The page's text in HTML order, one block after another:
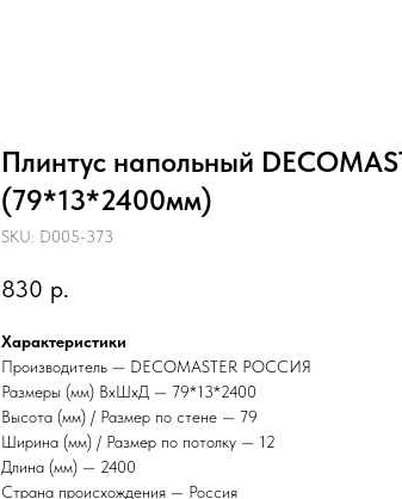
Плинтус напольный
(79*13*2400мм)
SKU: D005-373
830 р.
Характеристики
Производитель — DECOMASTER РОССИЯ
Размеры (мм) ВхШхД — 79*13*2400
Высота (мм) / Размер по стене — 79
Ширина (мм) / Размер по потолку — 12
Длина (мм) — 2400
Страна происхождения — Россия